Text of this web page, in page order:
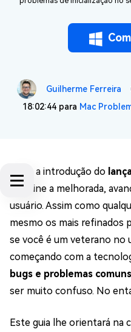
Guilherme Ferreira
18:02:44 para Mac
Após a introdução do
examine a melhorada,
usuário. Assim como
mesmo os mais refinados
se você é um veterano no
começando com a
bugs e problemas
ser muito confuso. No
Este guia lhe orientará na